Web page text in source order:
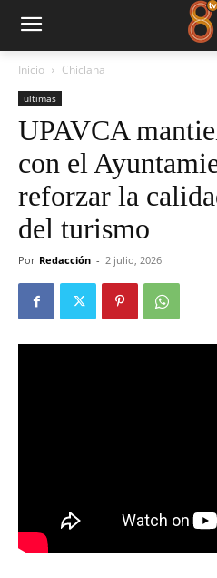
Inicio Chiclana
ultimas
UPAVCA
con el
reforzar la
del turismo
Por Redacción - 2 julio, 2026